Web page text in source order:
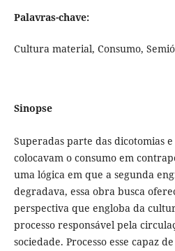
Palavras-chave:
Cultura material, Consumo,
Sinopse
Superadas parte das dicotomias
colocavam o consumo em
uma lógica em que a segunda
degradava, essa obra busca
perspectiva que engloba da
processo responsável pela
sociedade. Processo esse capaz